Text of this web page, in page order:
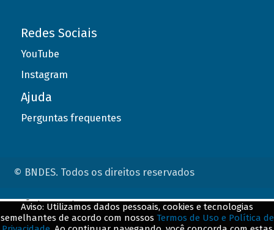
Redes Sociais
YouTube
Instagram
Ajuda
Perguntas frequentes
© BNDES. Todos os direitos reservados
Aviso: Utilizamos dados pessoais, cookies e tecnologias
semelhantes de acordo com nossos Termos de Uso e Política de
ConteÃºdo complementar
${title}${badge}